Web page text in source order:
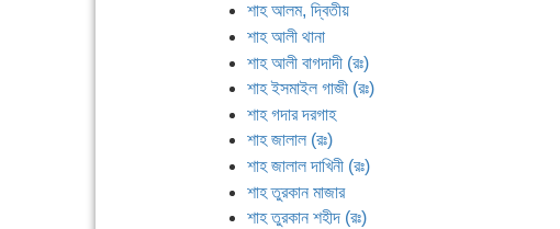
শাহ আলম, দ্বিতীয়
শাহ আলী থানা
শাহ আলী বাগদাদী (রঃ)
শাহ ইসমাইল গাজী (রঃ)
শাহ গদার দরগাহ
শাহ জালাল (রঃ)
শাহ জালাল দাখিনী (রঃ)
শাহ তুরকান মাজার
শাহ তুরকান শহীদ (রঃ)